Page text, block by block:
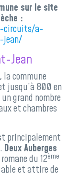
sur le site
:
circuits/a-
jean/
Jean
commune
jusqu’à 800 en
grand nombre
et chambres
principalement
. Deux Auberges
romane du 12ème
et attire de